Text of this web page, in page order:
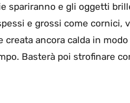
spariranno e gli oggetti
e grossi come cornici,
ancora calda in
Basterà poi strofinare